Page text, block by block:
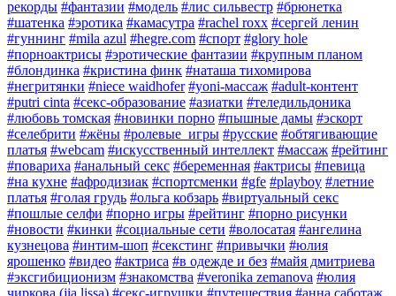
рекорды #фантазии #модель #лис сильвестр #брюнетка
#шатенка #эротика #камасутра #rachel roxx #сергей ленин
#гуннинг #mila azul #hegre.com #спорт #glory hole
#порноактрисы #эротические фантазии #крупным планом
#блондинка #кристина финк #наташа тихомирова
#негритянки #niece waidhofer #yoni-массаж #adult-контент
#putri cinta #секс-образование #азиатки #теледильдоника
#любовь томская #новинки порно #пышные дамы #эскорт
#селебрити #жëны #ролевые_игры #русские #обтягивающие
платья #webcam #искусственный интеллект #массаж #рейтинг
#повариха #анальный секс #беременная #актрисы #певица
#на кухне #афродизиак #спортсменки #gfe #playboy #летние
платья #голая грудь #ольга кобзарь #виртуальный секс
#пошлые селфи #порно игры #рейтинг #порно рисунки
#новости #кинки #социальные сети #волосатая #ангелина
кузнецова #интим-шоп #секстинг #привычки #юлия
ярошенко #видео #актриса #в одежде и без #майя дмитриева
#эксгибиционизм #знакомства #veronika zemanova #юлия